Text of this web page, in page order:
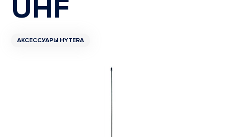
UHF
АКСЕССУАРЫ HYTERA